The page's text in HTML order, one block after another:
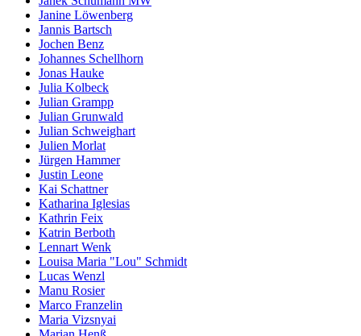
Janine Löwenberg
Jannis Bartsch
Jochen Benz
Johannes Schellhorn
Jonas Hauke
Julia Kolbeck
Julian Grampp
Julian Grunwald
Julian Schweighart
Julien Morlat
Jürgen Hammer
Justin Leone
Kai Schattner
Katharina Iglesias
Kathrin Feix
Katrin Berboth
Lennart Wenk
Louisa Maria "Lou" Schmidt
Lucas Wenzl
Manu Rosier
Marco Franzelin
Maria Vizsnyai